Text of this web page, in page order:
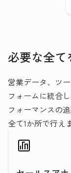
必要な全て
営業データ、ツ
フォームに統合
フォーマンスの
全て1か所で行え